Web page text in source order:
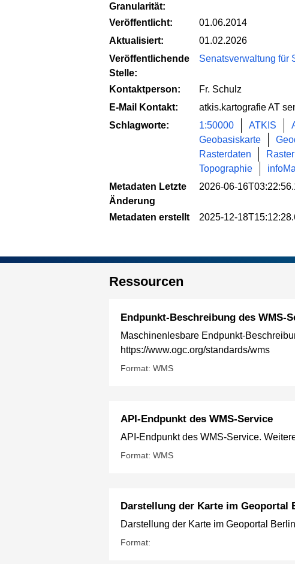
Granularität:
Veröffentlicht:
01.06.2014
Aktualisiert:
01.02.2026
Veröffentlichende
Stelle:
Senatsverwaltung für
Kontaktperson:
Fr. Schulz
E-Mail Kontakt:
atkis.kartografie AT
Schlagworte:
1:50000 ATKIS
Geobasiskarte
Rasterdaten
Topographie
Metadaten Letzte
Änderung
2026-06-
Metadaten erstellt 2025-12-
Ressourcen
Endpunkt-Beschreibung des WMS-
Maschinenlesbare Endpunkt-
https://www.ogc.org/standards/wms
Format: WMS
API-Endpunkt des WMS-Service
API-Endpunkt des WMS-Service.
Format: WMS
Darstellung der Karte im Geoportal
Darstellung der Karte im Geoportal Berlin
Format: